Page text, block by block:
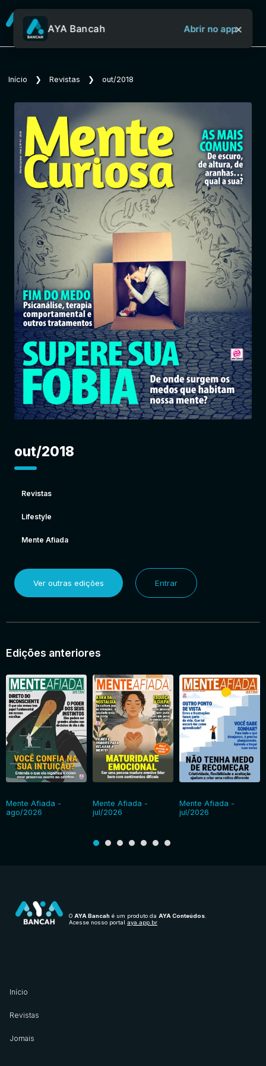
Sobre o Aya Bancah
Revistas
Entrar
AYA Bancah Abrir no app×
Início ❯ Revistas ❯ out/2018
out/2018
Revistas
Lifestyle
Mente Afiada
Ver outras edições Entrar
Edições anteriores
Mente Afiada -
ago/2026
Mente Afiada -
jul/2026
Mente Afiada -
jul/2026
O AYA Bancah é um produto da AYA Conteúdos.
Acesse nosso portal aya.app.br
Início
Revistas
Jornais